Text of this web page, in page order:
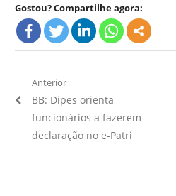
Gostou? Compartilhe agora:
Navegação
de
Post
Anterior
Artigo
Anterior:
BB: Dipes orienta
funcionários a fazerem
declaração no e-Patri